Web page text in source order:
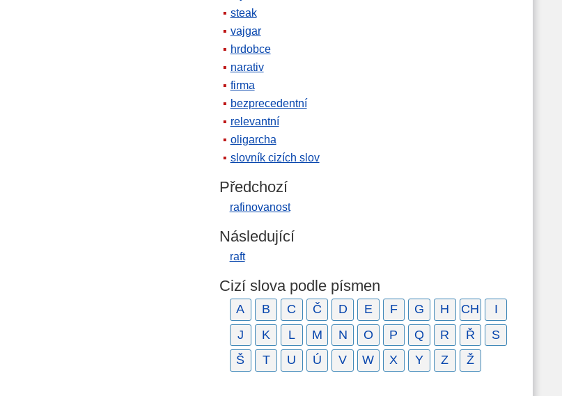
steak
vajgar
hrdobce
narativ
firma
bezprecedentní
relevantní
oligarcha
slovník cizích slov
Předchozí
rafinovanost
Následující
raft
Cizí slova podle písmen
A B C Č D E F G H CH
I
J
K L M N O P Q R Ř
S
Š
T U Ú V W X Y Z Ž